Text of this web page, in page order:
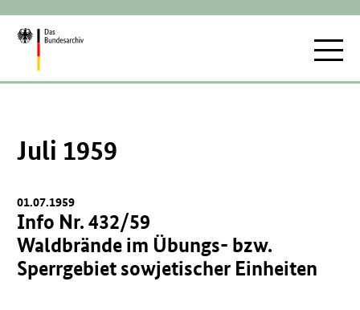
Zur
Juli 1959
01.07.1959
Info Nr. 432/59
Waldbrände im Übungs- bzw.
Sperrgebiet sowjetischer Einheiten